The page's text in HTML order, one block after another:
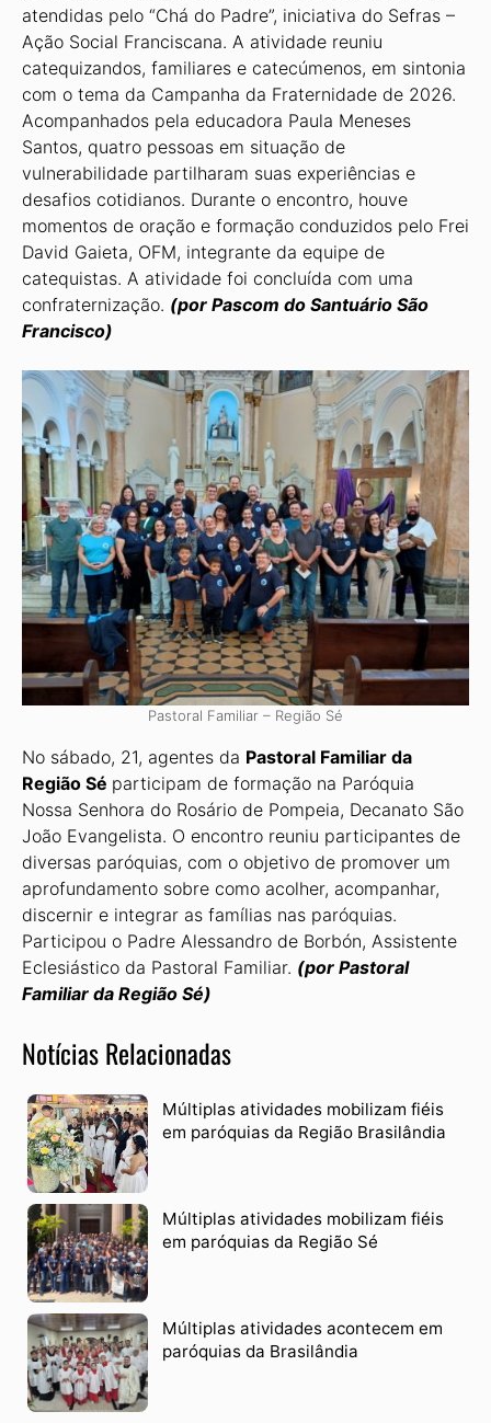
atendidas pelo “Chá do Padre”, iniciativa do Sefras –
Ação Social Franciscana. A atividade reuniu
catequizandos, familiares e catecúmenos, em sintonia
com o tema da Campanha da Fraternidade de 2026.
Acompanhados pela educadora Paula Meneses
Santos, quatro pessoas em situação de
vulnerabilidade partilharam suas experiências e
desafios cotidianos. Durante o encontro, houve
momentos de oração e formação conduzidos pelo Frei
David Gaieta, OFM, integrante da equipe de
catequistas. A ativi­dade foi concluída com uma
confraternização. (por Pascom do Santuário São
Francisco)
Pastoral Familiar – Região Sé
No sábado, 21, agentes da Pastoral Familiar da
Região Sé participam de formação na Paróquia
Nossa Senhora do Rosário de Pompeia, Decanato São
João Evangelista. O encontro reuniu participantes de
diversas paróquias, com o objetivo de promover um
aprofundamento so­bre como acolher, acompanhar,
discernir e integrar as famílias nas paróquias.
Participou o Padre Alessandro de Borbón, Assistente
Eclesiástico da Pastoral Familiar. (por Pastoral
Familiar da Região Sé)
Notícias Relacionadas
Múltiplas atividades mobilizam fiéis
em paróquias da Região Brasilândia
Múltiplas atividades mobilizam fiéis
em paróquias da Região Sé
Múltiplas atividades acontecem em
paróquias da Brasilândia